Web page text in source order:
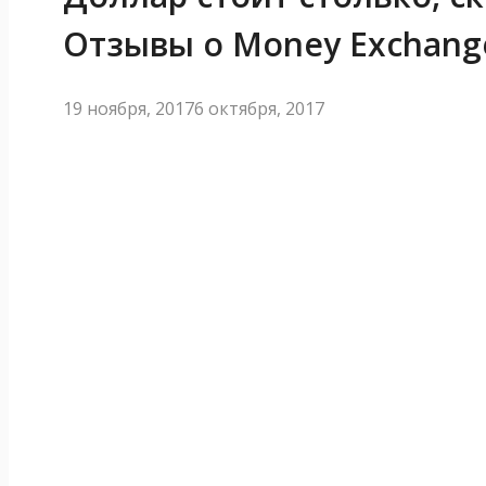
Отзывы о Money
19 ноября, 20176 октября, 2017